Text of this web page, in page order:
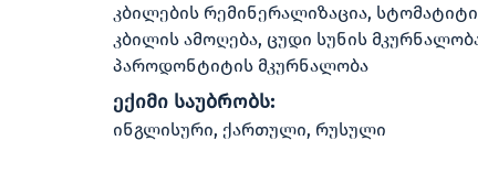
კბილების რემინერალიზაცია,
კბილის ამოღება, ცუდი სუნის
პაროდონტიტის მკურნალობა
ექიმი საუბრობს:
ინგლისური, ქართული, რუსული